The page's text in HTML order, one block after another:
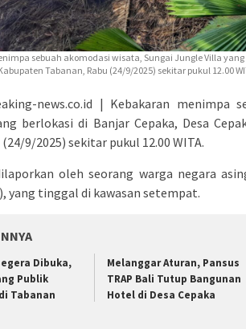
sebuah akomodasi wisata, Sungai Jungle Villa yang
Tabanan, Rabu (24/9/2025) sekitar pukul 12.00
news.co.id | Kebakaran menimpa
berlokasi di Banjar Cepaka, Desa
9/2025) sekitar pukul 12.00 WITA.
oleh seorang warga negara
yang tinggal di kawasan setempat.
Dibuka,
Publik
Tabanan
Melanggar Aturan, Pansus
TRAP Bali Tutup Bangunan
Hotel di Desa Cepaka